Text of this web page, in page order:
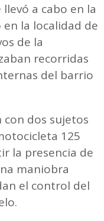
a cabo en la
la localidad de
de la
recorridas
del barrio
con dos sujetos
125
la presencia de
maniobra
el control del